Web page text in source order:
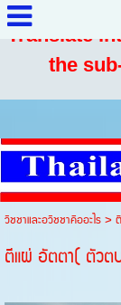
Translate
the
วิชชาและอวิชชาคืออะไร>
ตีแผ่ อัตตา( ตัวต